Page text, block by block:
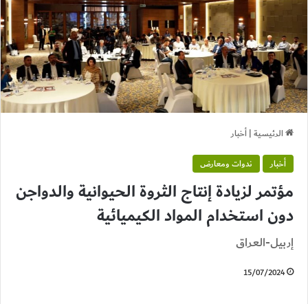
الرئيسية|أخبار
أخبار
ندوات ومعارض
مؤتمر لزيادة إنتاج الثروة الحيوانية والدواجن
دون استخدام المواد الكيميائية
إربيل-العراق
15/07/2024